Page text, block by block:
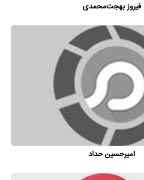
فیروز بهجت‌محمدی
امیر‌حسین حداد